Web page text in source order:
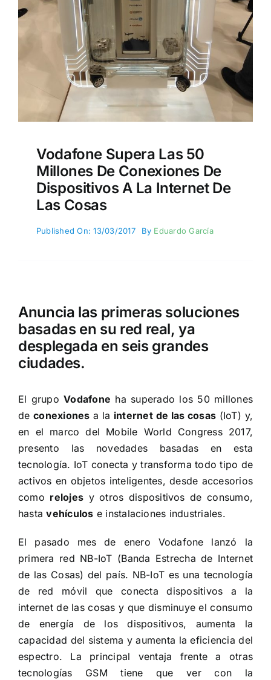
Vodafone Supera Las 50
Millones De Conexiones De
Dispositivos A La Internet De
Las Cosas
Published On: 13/03/2017 By Eduardo García
Anuncia las primeras soluciones
basadas en su red real, ya
desplegada en seis grandes
ciudades.
El grupoVodafone ha superado los 50 millones
deconexiones a la internet de las cosas (IoT) y,
en el marco del Mobile World Congress 2017,
presento las novedades basadas en esta
tecnología. IoT conecta y transforma todo tipo de
activos en objetos inteligentes, desde accesorios
como relojes y otros dispositivos de consumo,
hastavehículos e instalaciones industriales.
El pasado mes de enero Vodafone lanzó la
primera red NB-IoT (Banda Estrecha de Internet
de las Cosas) del país. NB-IoT es una tecnología
de red móvil que conecta dispositivos a la
internet de las cosas y que disminuye el consumo
de energía de los dispositivos, aumenta la
capacidad del sistema y aumenta la eficiencia del
espectro. La principal ventaja frente a otras
tecnologías GSM tiene que ver con la